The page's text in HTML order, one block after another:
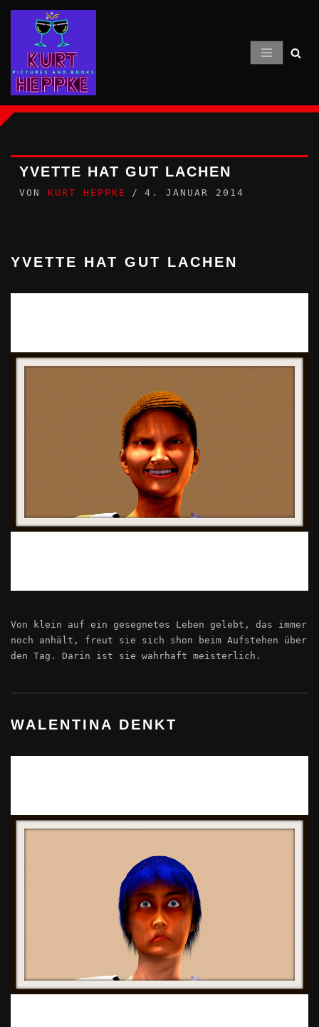
Inhalt
springen
YVETTE HAT GUT LACHEN
VON KURT HEPPKE 4. JANUAR 2014
YVETTE HAT GUT LACHEN
Von klein auf ein gesegnetes Leben gelebt, das immer
noch anhält, freut sie sich shon beim Aufstehen über
den Tag. Darin ist sie wahrhaft meisterlich.
WALENTINA DENKT